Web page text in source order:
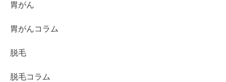
胃がん
胃がんコラム
脱毛
脱毛コラム